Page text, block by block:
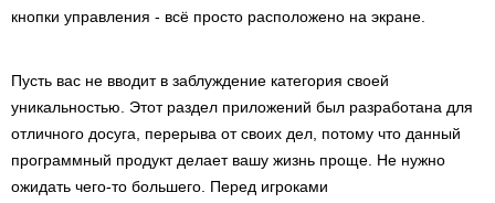
кнопки управления - всё просто расположено на экране.
Пусть вас не вводит в заблуждение категория своей
уникальностью. Этот раздел приложений был разработана для
отличного досуга, перерыва от своих дел, потому что данный
программный продукт делает вашу жизнь проще. Не нужно
ожидать чего-то большего. Перед игроками